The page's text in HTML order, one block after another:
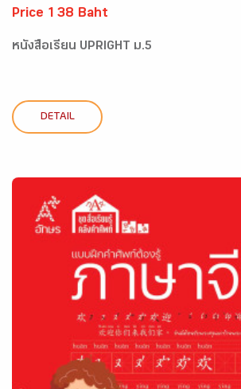
Price 138 Baht
หนังสือเรียน UPRIGHT ม.5
DETAIL